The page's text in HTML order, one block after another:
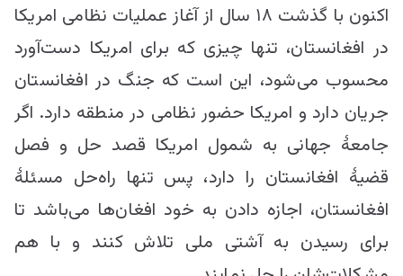
اکنون با گذشت ۱۸ سال از آغاز عملیات نظامی امریکا
در افغانستان، تنها چیزی که برای امریکا دست‌آورد
محسوب می‌شود، این است که جنگ در افغانستان
جریان دارد و امریکا حضور نظامی در منطقه دارد. اگر
جامعۀ جهانی به شمول امریکا قصد حل و فصل
قضیۀ افغانستان را دارد، پس تنها راه‌حل مسئلۀ
افغانستان، اجازه دادن به خود افغان‌ها می‌باشد تا
برای رسیدن به آشتی ملی تلاش کنند و با هم